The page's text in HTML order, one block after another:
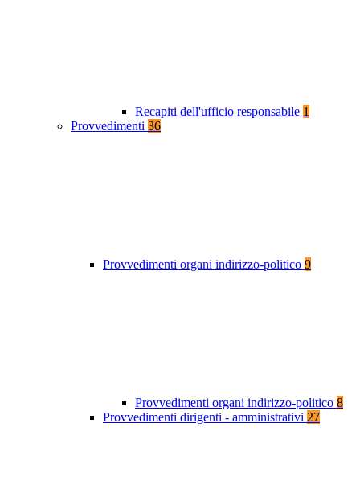
Recapiti dell'ufficio responsabile 1
Provvedimenti 36
Provvedimenti organi indirizzo-politico 9
Provvedimenti organi indirizzo-politico 8
Provvedimenti dirigenti - amministrativi 27